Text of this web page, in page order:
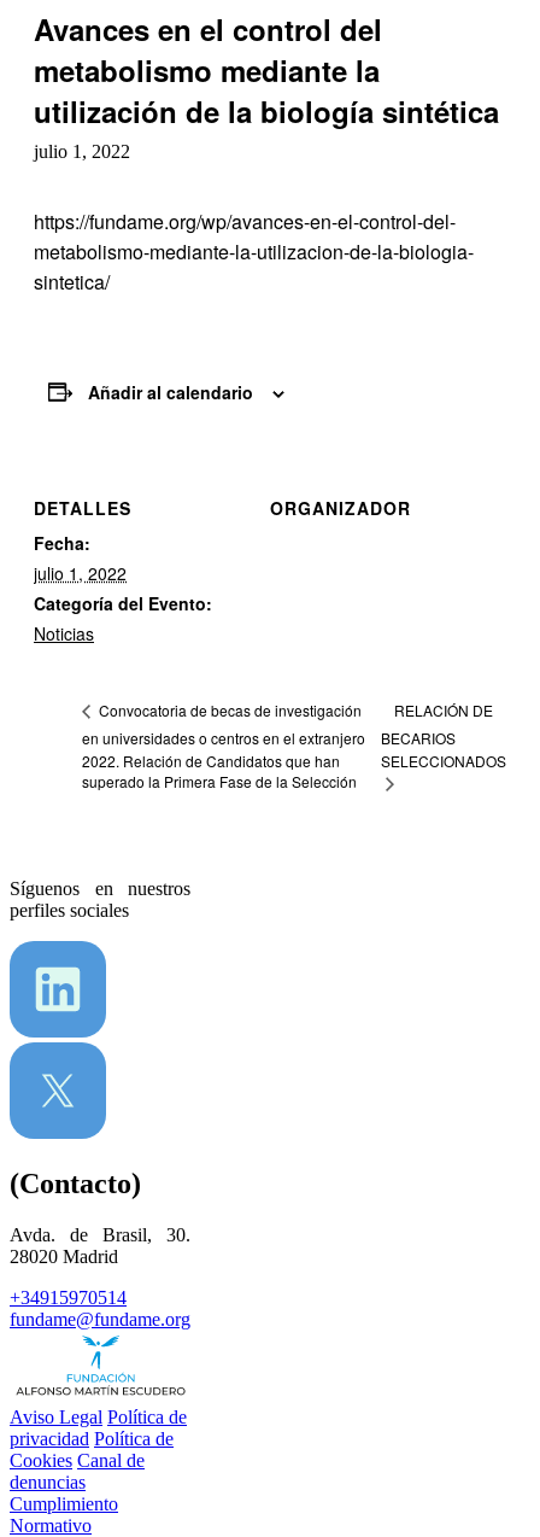
Avances en el control del
metabolismo mediante la
utilización de la biología sintética
julio 1, 2022
https://fundame.org/wp/avances-en-el-control-del-
metabolismo-mediante-la-utilizacion-de-la-biologia-
sintetica/
Añadir al calendario
DETALLES
Fecha:
julio 1, 2022
Categoría del Evento:
Noticias
ORGANIZADOR
Convocatoria de becas de investigación
en universidades o centros en el extranjero
2022. Relación de Candidatos que han
superado la Primera Fase de la Selección
RELACIÓN DE
BECARIOS
SELECCIONADOS
Síguenos en nuestros
perfiles sociales
(Contacto)
Avda. de Brasil, 30.
28020 Madrid
+34915970514
fundame@fundame.org
Aviso Legal Política de
privacidad Política de
Cookies Canal de
denuncias
Cumplimiento
Normativo